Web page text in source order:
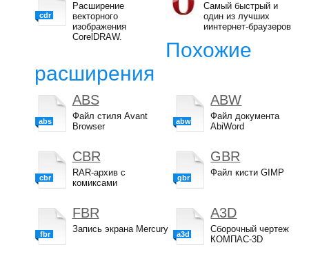
cdr
Расширение
векторного
изображения
CorelDRAW.
Самый быстрый и
один из лучших
иинтернет-браузеров
Похожие
расширения
abs
ABS
Файл стиля Avant
Browser
cbr
CBR
RAR-архив с
комиксами
fbr
FBR
Запись экрана Mercury
abw
ABW
Файл документа
AbiWord
gbr
GBR
Файл кисти GIMP
a3d
A3D
Сборочный чертеж
КОМПАС-3D